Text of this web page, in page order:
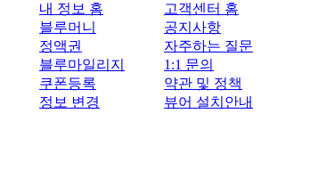
내 정보 홈
블루머니
정액권
블루마일리지
쿠폰등록
정보 변경
고객센터 홈
공지사항
자주하는 질문
1:1 문의
약관 및 정책
뷰어 설치안내